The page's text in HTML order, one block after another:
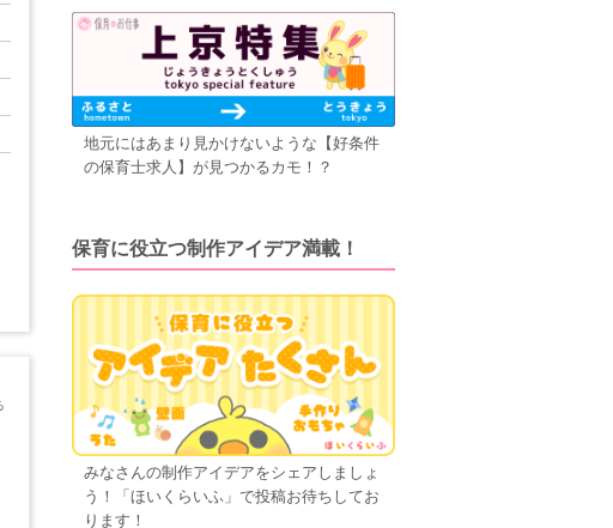
地元にはあまり見かけないような【好条件
の保育士求人】が見つかるカモ！？
保育に役立つ制作アイデア満載！
みなさんの制作アイデアをシェアしましょ
う！「ほいくらいふ」で投稿お待ちしてお
ります！